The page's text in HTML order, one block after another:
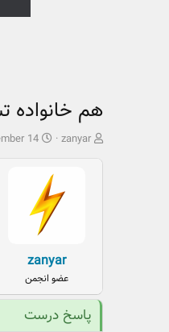
هم خانواده
ش
و
ض
zanyar
ت
خ
ش
ر
ع
14
zanyar
عضو انجمن
پاسخ درست